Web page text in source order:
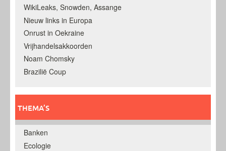
WikiLeaks, Snowden, Assange
Nieuw links in Europa
Onrust in Oekraine
Vrijhandelsakkoorden
Noam Chomsky
Brazilië Coup
THEMA’S
Banken
Ecologie